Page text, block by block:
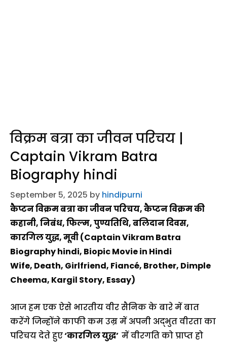
विक्रम बत्रा का जीवन परिचय |
Captain Vikram Batra
Biography hindi
September 5, 2025 by hindipurni
कैप्टन विक्रम बत्रा का जीवन परिचय, कैप्टन विक्रम की
कहानी, निबंध, फिल्म, पुण्यतिथि, बलिदान दिवस,
कारगिल युद्ध, मूवी (Captain Vikram Batra
Biography hindi, Biopic Movie in Hindi
Wife, Death, Girlfriend, Fiancé, Brother, Dimple
Cheema, Kargil Story, Essay)
आज हम एक ऐसे भारतीय वीर सैनिक के बारे में बात
करेंगे जिन्होंने काफी कम उम्र में अपनी अद्भुत वीरता का
परिचय देते हुए‘कारगिल युद्ध’ में वीरगति को प्राप्त हो